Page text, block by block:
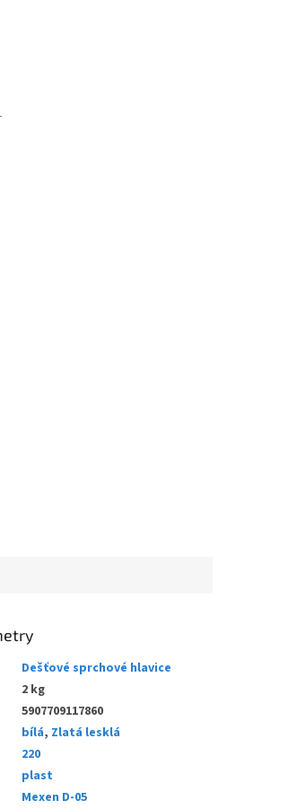
Dešťové sprchové hlavice
2 kg
5907709117860
bílá, Zlatá lesklá
220
plast
Mexen D-05